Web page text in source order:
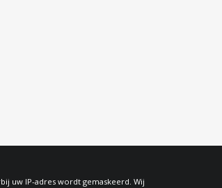
uw IP-adres wordt gemaskeerd. Wij